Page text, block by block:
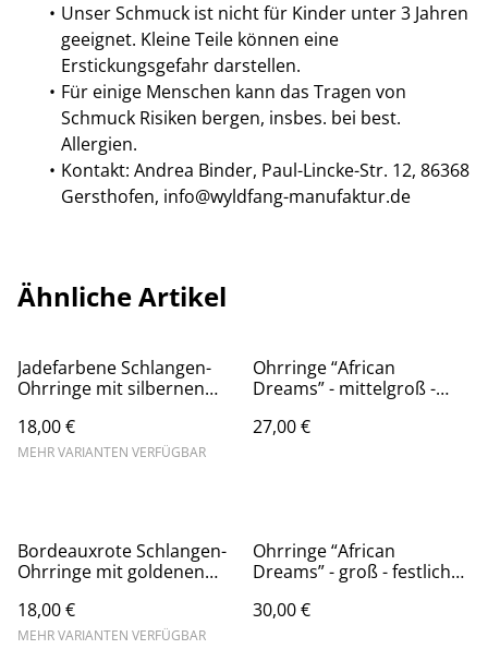
Unser Schmuck ist nicht für Kinder unter 3 Jahren
geeignet. Kleine Teile können eine
Erstickungsgefahr darstellen.
Für einige Menschen kann das Tragen von
Schmuck Risiken bergen, insbes. bei best.
Allergien.
Kontakt: Andrea Binder, Paul-Lincke-Str. 12, 86368
Gersthofen, info@wyldfang-manufaktur.de
Ähnliche Artikel
Jadefarbene Schlangen-
Ohrringe mit silbernen
mit hypoallergenem
Ohrhänger aus Edelstahl,
18,00 €
MEHR VARIANTEN VERFÜGBAR
Ohrringe “African
Dreams” - mittelgroß -
Tropfenohhänger aus
27,00 €
Bordeauxrote Schlangen-
Ohrringe mit goldenen
mit hypoallergenem
Ohrhänger aus Edelstahl,
18,00 €
MEHR VARIANTEN VERFÜGBAR
Ohrringe “African
Dreams” - groß - festliche
Polymerton mit
30,00 €